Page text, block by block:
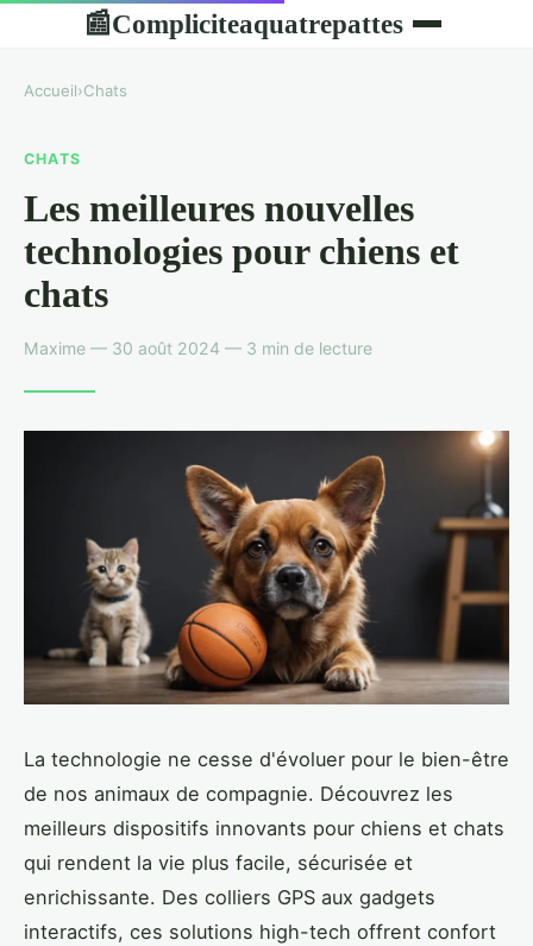
📰Compliciteaquatrepattes
Accueil›Chats
CHATS
Les meilleures nouvelles
technologies pour chiens et
chats
Maxime — 30 août 2024 — 3 min de lecture
La technologie ne cesse d'évoluer pour le bien-être
de nos animaux de compagnie. Découvrez les
meilleurs dispositifs innovants pour chiens et chats
qui rendent la vie plus facile, sécurisée et
enrichissante. Des colliers GPS aux gadgets
interactifs, ces solutions high-tech offrent confort